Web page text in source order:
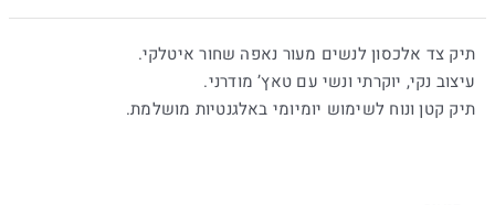
תיק צד אלכסון לנשים מעור נאפה שחור איטלקי.
עיצוב נקי, יוקרתי ונשי עם טאץ’ מודרני.
תיק קטן ונוח לשימוש יומיומי באלגנטיות מושלמת.